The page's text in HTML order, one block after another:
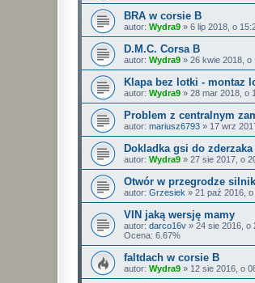
BRA w corsie B
autor: Wydra9 » 6 lip 2018, o
D.M.C. Corsa B
autor: Wydra9 » 26 kwie 2018, o
Klapa bez lotki - montaz
autor: Wydra9 » 28 mar 2018, o
Problem z centralnym
autor: mariusz6793 » 17 wrz
Dokladka gsi do
autor: Wydra9 » 27 sie 2017, o
Otwór w przegrodze
autor: Grzesiek » 21 paź 2016, o
VIN jaką wersję mamy
autor: darco16v » 24 sie 2016, o
Ocena: 6.67%
faltdach w corsie B
autor: Wydra9 » 12 sie 2016, o